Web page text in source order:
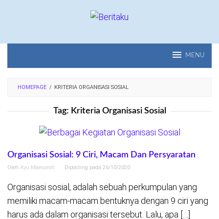
MENU
HOMEPAGE / KRITERIA ORGANISASI SOSIAL
Tag: Kriteria Organisasi Sosial
Organisasi Sosial: 9 Ciri, Macam Dan Persyaratan
Oleh Ayu Maesaroh Diposting pada 26/10/2020
Organisasi sosial, adalah sebuah perkumpulan yang
memiliki macam-macam bentuknya dengan 9 ciri yang
harus ada dalam organisasi tersebut. Lalu, apa […]